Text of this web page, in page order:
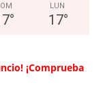
°
LUN
17°
¡Comprueba